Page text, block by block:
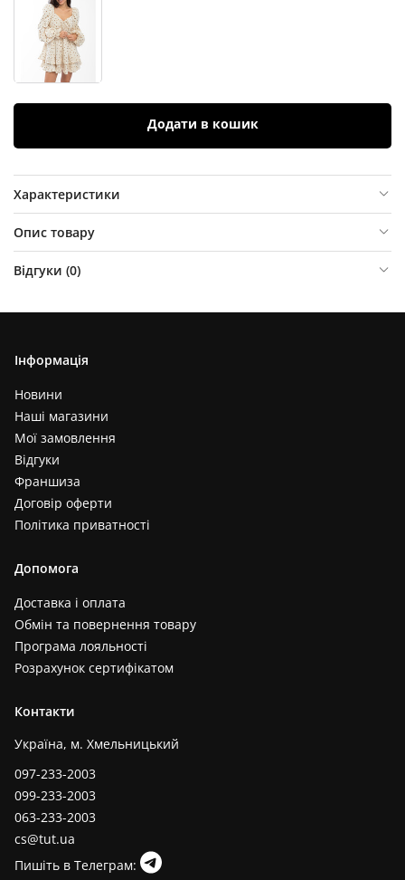
Додати в кошик
Характеристики
Опис товару
Відгуки (0)
Інформація
Новини
Наші магазини
Мої замовлення
Відгуки
Франшиза
Договір оферти
Політика приватності
Допомога
Доставка і оплата
Обмін та повернення товару
Програма лояльності
Розрахунок сертифікатом
Контакти
Україна, м. Хмельницький
097-233-2003
099-233-2003
063-233-2003
cs@tut.ua
Пишіть в Телеграм: